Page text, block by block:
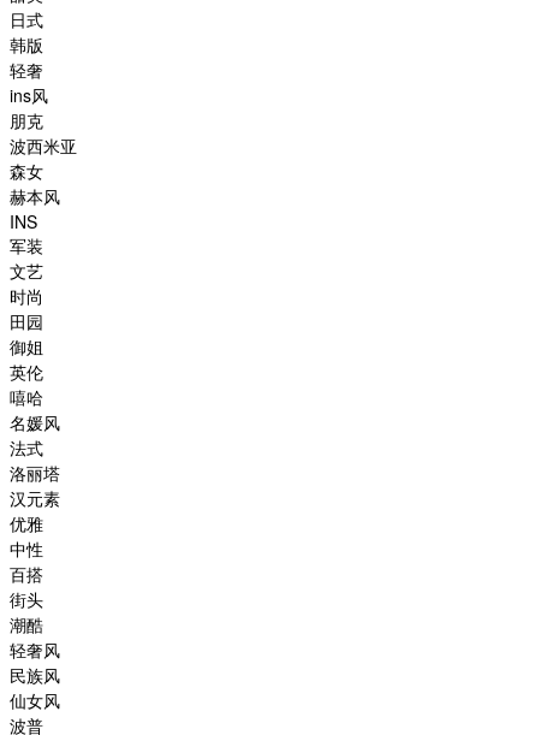
日式
韩版
轻奢
ins风
朋克
波西米亚
森女
赫本风
INS
军装
文艺
时尚
田园
御姐
英伦
嘻哈
名媛风
法式
洛丽塔
汉元素
优雅
中性
百搭
街头
潮酷
轻奢风
民族风
仙女风
波普